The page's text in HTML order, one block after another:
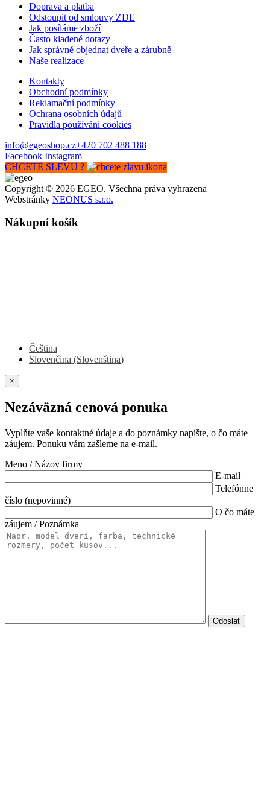
Doprava a platba
Odstoupit od smlouvy ZDE
Jak posíláme zboží
Často kladené dotazy
Jak správně objednat dveře a zárubně
Naše realizace
Kontakty
Obchodní podmínky
Reklamační podmínky
Ochrana osobních údajů
Pravidla používání cookies
info@egeoshop.cz+420 702 488 188
Facebook Instagram
CHCETE SLEVU ?
Copyright © 2026 EGEO. Všechna práva vyhrazena
Webstránky NEONUS s.r.o.
Nákupní košík
Čeština
Slovenčina (Slovenština)
×
Nezáväzná cenová ponuka
Vyplňte vaše kontaktné údaje a do poznámky napíšte, o čo máte
záujem. Ponuku vám zašleme na e-mail.
Meno / Názov firmy
E-mail
Telefónne
číslo (nepovinné)
O čo máte
záujem / Poznámka